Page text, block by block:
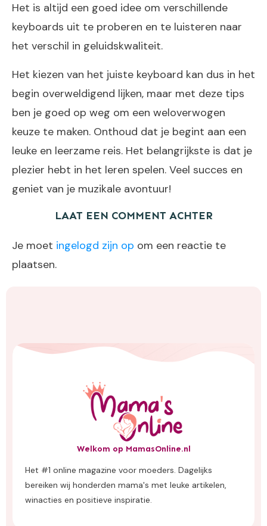
Het is altijd een goed idee om verschillende
keyboards uit te proberen en te luisteren naar
het verschil in geluidskwaliteit.
Het kiezen van het juiste keyboard kan dus in het
begin overweldigend lijken, maar met deze tips
ben je goed op weg om een weloverwogen
keuze te maken. Onthoud dat je begint aan een
leuke en leerzame reis. Het belangrijkste is dat je
plezier hebt in het leren spelen. Veel succes en
geniet van je muzikale avontuur!
LAAT EEN COMMENT ACHTER
Je moet ingelogd zijn op om een reactie te
plaatsen.
Welkom op MamasOnline.nl
Het #1 online magazine voor moeders. Dagelijks
bereiken wij honderden mama's met leuke artikelen,
winacties en positieve inspiratie.